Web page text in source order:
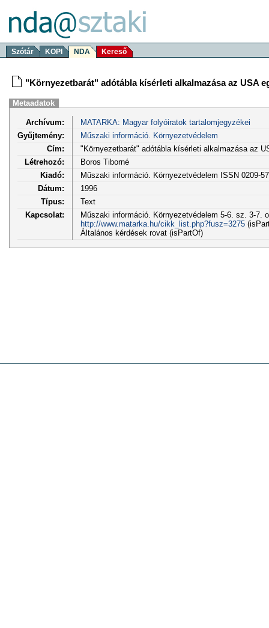
Szótár KOPI NDA Kereső
"Környezetbarát" adótábla kísérleti alkalmazása az USA
Metaadatok
Archívum:
MATARKA: Magyar folyóiratok tartalomjegyzékei
Gyűjtemény:
Műszaki információ. Környezetvédelem
Cím:
"Környezetbarát" adótábla kísérleti alkalmazása az
Létrehozó:
Boros Tiborné
Kiadó:
Műszaki információ. Környezetvédelem ISSN 0209-
Dátum:
1996
Típus:
Text
Kapcsolat:
Műszaki információ. Környezetvédelem 5-6. sz. 3-7.
http://www.matarka.hu/cikk_list.php?fusz=3275
Általános kérdések rovat (isPartOf)